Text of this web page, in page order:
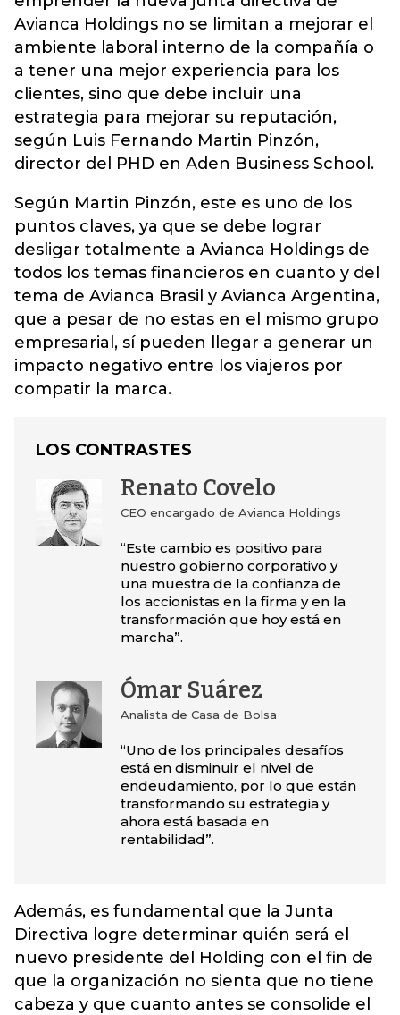
Avianca Holdings no se limitan a mejorar el
ambiente laboral interno de la compañía o
a tener una mejor experiencia para los
clientes, sino que debe incluir una
estrategia para mejorar su reputación,
según Luis Fernando Martin Pinzón,
director del PHD en Aden Business School.
Según Martin Pinzón, este es uno de los
puntos claves, ya que se debe lograr
desligar totalmente a Avianca Holdings de
todos los temas financieros en cuanto y del
tema de Avianca Brasil y Avianca Argentina,
que a pesar de no estas en el mismo grupo
empresarial, sí pueden llegar a generar un
impacto negativo entre los viajeros por
compatir la marca.
LOS CONTRASTES
Renato Covelo
CEO encargado de Avianca Holdings
“Este cambio es positivo para
nuestro gobierno corporativo y
una muestra de la confianza de
los accionistas en la firma y en la
transformación que hoy está en
marcha”.
Ómar Suárez
Analista de Casa de Bolsa
“Uno de los principales desafíos
está en disminuir el nivel de
endeudamiento, por lo que están
transformando su estrategia y
ahora está basada en
rentabilidad”.
Además, es fundamental que la Junta
Directiva logre determinar quién será el
nuevo presidente del Holding con el fin de
que la organización no sienta que no tiene
cabeza y que cuanto antes se consolide el